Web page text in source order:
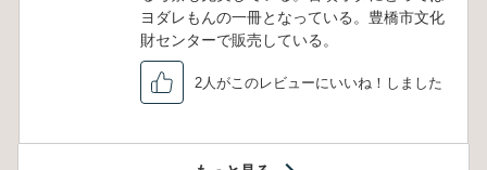
ヨダレもんの一冊となっている。豊橋市文化
財センターで販売している。
2人がこのレビューにいいね！しました